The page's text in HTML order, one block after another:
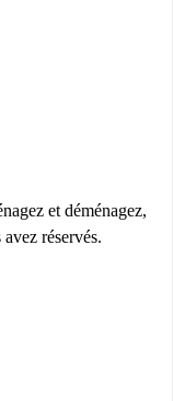
et déménagez,
réservés.